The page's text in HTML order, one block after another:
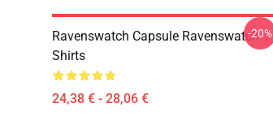
Ravenswatch Capsule Ravenswatch T-
Shirts
24,38 € - 28,06 €
-20%